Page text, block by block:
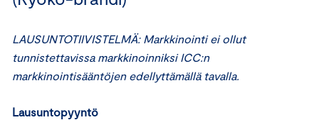
LAUSUNTOTIIVISTELMÄ: Markkinointi ei ollut
tunnistettavissa markkinoinniksi ICC:n
markkinointisääntöjen edellyttämällä tavalla.
Lausuntopyyntö